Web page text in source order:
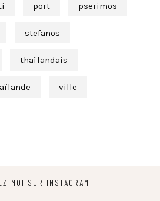
port pserimos
stefanos
thaïlandais
ville
MOI SUR INSTAGRAM